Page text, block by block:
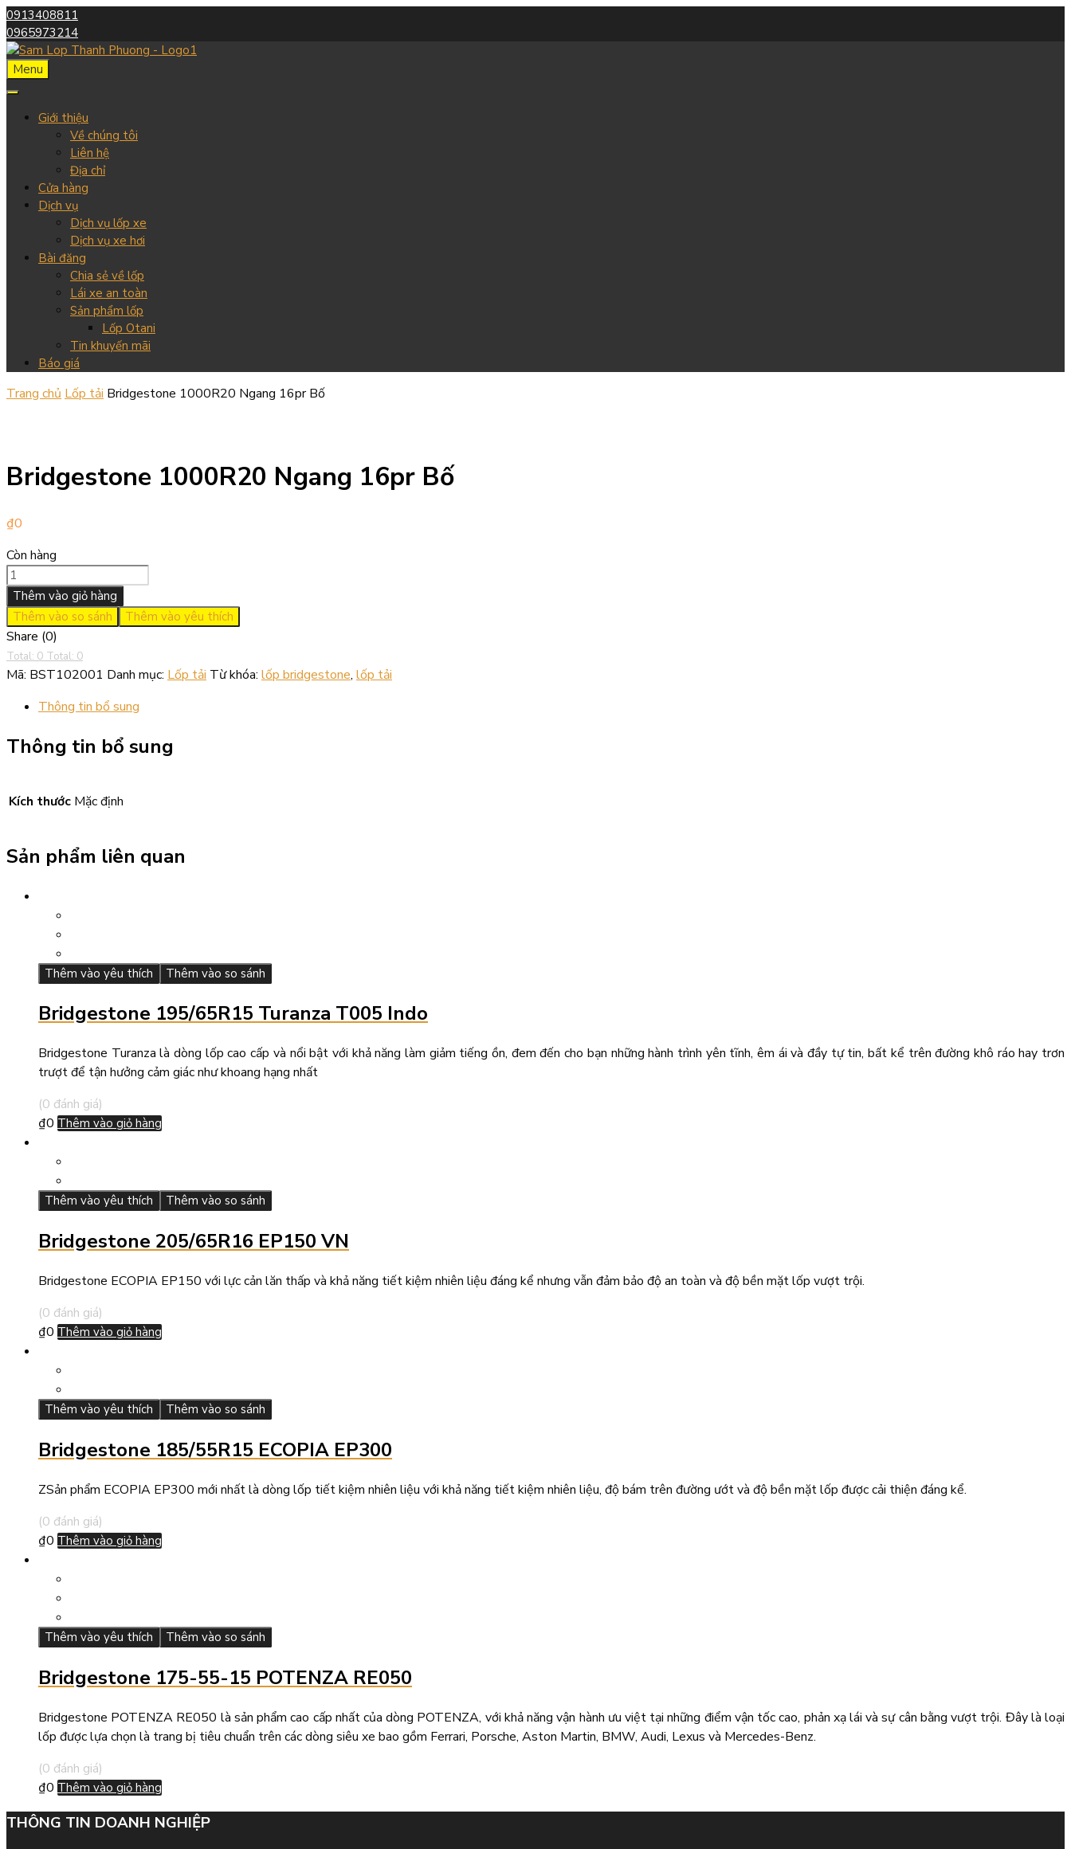
0913408811
0965973214
Menu
Giới thiệu
Về chúng tôi
Liên hệ
Địa chỉ
Cửa hàng
Dịch vụ
Dịch vụ lốp xe
Dịch vụ xe hơi
Bài đăng
Chia sẻ về lốp
Lái xe an toàn
Sản phẩm lốp
Lốp Otani
Tin khuyến mãi
Báo giá
Trang chủ Lốp tải Bridgestone 1000R20 Ngang 16pr Bố
Bridgestone 1000R20 Ngang 16pr Bố
₫0
Còn hàng
Thêm vào giỏ hàng
Thêm vào so sánh
Thêm vào yêu thích
Share (0)
Total: 0 Total: 0
Mã: BST102001 Danh mục: Lốp tải Từ khóa: lốp bridgestone, lốp tải
Thông tin bổ sung
Thông tin bổ sung
Kích thước Mặc định
Sản phẩm liên quan
Thêm vào yêu thích Thêm vào so sánh
Bridgestone 195/65R15 Turanza T005 Indo
Bridgestone Turanza là dòng lốp cao cấp và nổi bật với khả năng làm giảm tiếng ồn, đem đến cho bạn những hành trình yên tĩnh, êm ái và đầy tự tin, bất kể trên đường khô ráo hay trơn
trượt để tận hưởng cảm giác như khoang hạng nhất
(0 đánh giá)
₫0 Thêm vào giỏ hàng
Thêm vào yêu thích Thêm vào so sánh
Bridgestone 205/65R16 EP150 VN
Bridgestone ECOPIA EP150 với lực cản lăn thấp và khả năng tiết kiệm nhiên liệu đáng kể nhưng vẫn đảm bảo độ an toàn và độ bền mặt lốp vượt trội.
(0 đánh giá)
₫0 Thêm vào giỏ hàng
Thêm vào yêu thích Thêm vào so sánh
Bridgestone 185/55R15 ECOPIA EP300
ZSản phẩm ECOPIA EP300 mới nhất là dòng lốp tiết kiệm nhiên liệu với khả năng tiết kiệm nhiên liệu, độ bám trên đường ướt và độ bền mặt lốp được cải thiện đáng kể.
(0 đánh giá)
₫0 Thêm vào giỏ hàng
Thêm vào yêu thích Thêm vào so sánh
Bridgestone 175-55-15 POTENZA RE050
Bridgestone POTENZA RE050 là sản phẩm cao cấp nhất của dòng POTENZA, với khả năng vận hành ưu việt tại những điểm vận tốc cao, phản xạ lái và sự cân bằng vượt trội. Đây là loại
lốp được lựa chọn là trang bị tiêu chuẩn trên các dòng siêu xe bao gồm Ferrari, Porsche, Aston Martin, BMW, Audi, Lexus và Mercedes-Benz.
(0 đánh giá)
₫0 Thêm vào giỏ hàng
THÔNG TIN DOANH NGHIỆP